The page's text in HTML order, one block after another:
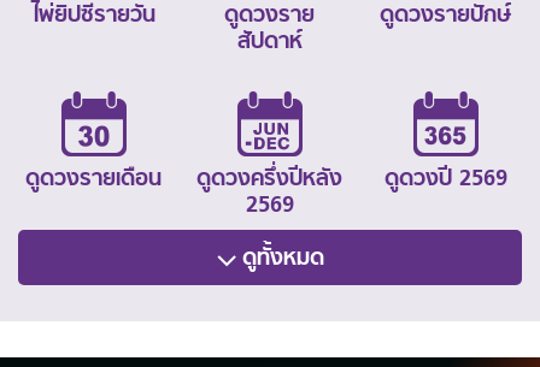
ไพ่ยิปซีรายวัน
ดูดวงราย
สัปดาห์
ดูดวงรายปักษ์
ดูดวงรายเดือน
ดูดวงครึ่งปีหลัง
2569
ดูดวงปี 2569
ดูทั้งหมด